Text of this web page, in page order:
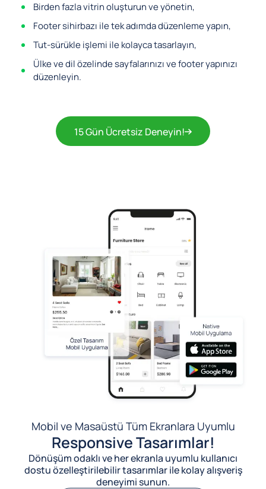
Birden fazla vitrin oluşturun ve yönetin,
Footer sihirbazı ile tek adımda düzenleme yapın,
Tut-sürükle işlemi ile kolayca tasarlayın,
Ülke ve dil özelinde sayfalarınızı ve footer yapınızı
düzenleyin.
15 Gün Ücretsiz Deneyin!
Mobil ve Masaüstü Tüm Ekranlara Uyumlu
Responsive Tasarımlar!
Dönüşüm odaklı ve her ekranla uyumlu kullanıcı
dostu özelleştirilebilir tasarımlar ile kolay alışveriş
deneyimi sunun.